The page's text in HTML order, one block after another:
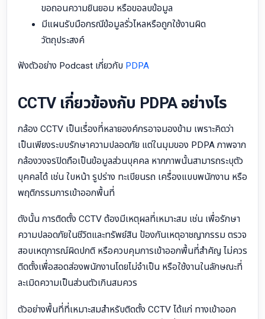
ขอถอนความยินยอม หรือขอลบข้อมูล
มีแผนรับมือกรณีข้อมูลรั่วไหลหรือถูกใช้งานผิด
วัตถุประสงค์
ฟังตัวอย่าง Podcast เกี่ยวกับ PDPA
CCTV เกี่ยวข้องกับ PDPA อย่างไร
กล้อง CCTV เป็นเรื่องที่หลายองค์กรอาจมองข้าม เพราะคิดว่า
เป็นเพียงระบบรักษาความปลอดภัย แต่ในมุมของ PDPA ภาพจาก
กล้องวงจรปิดถือเป็นข้อมูลส่วนบุคคล หากภาพนั้นสามารถระบุตัว
บุคคลได้ เช่น ใบหน้า รูปร่าง ทะเบียนรถ เครื่องแบบพนักงาน หรือ
พฤติกรรมการเข้าออกพื้นที่
ดังนั้น การติดตั้ง CCTV ต้องมีเหตุผลที่เหมาะสม เช่น เพื่อรักษา
ความปลอดภัยในชีวิตและทรัพย์สิน ป้องกันเหตุอาชญากรรม ตรวจ
สอบเหตุการณ์ผิดปกติ หรือควบคุมการเข้าออกพื้นที่สำคัญ ไม่ควร
ติดตั้งเพื่อสอดส่องพนักงานโดยไม่จำเป็น หรือใช้งานในลักษณะที่
ละเมิดความเป็นส่วนตัวเกินสมควร
ตัวอย่างพื้นที่ที่เหมาะสมสำหรับติดตั้ง CCTV ได้แก่ ทางเข้าออก